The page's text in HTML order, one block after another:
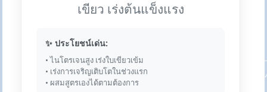
เขียว เร่งต้นแข็งแรง
✨ ประโยชน์เด่น:
• ไนโตรเจนสูง เร่งใบเขียวเข้ม
• เร่งการเจริญเติบโตในช่วงแรก
• ผสมสูตรเองได้ตามต้องการ